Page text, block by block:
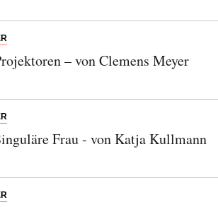
– von Clemens Meyer
Frau - von Katja Kullmann